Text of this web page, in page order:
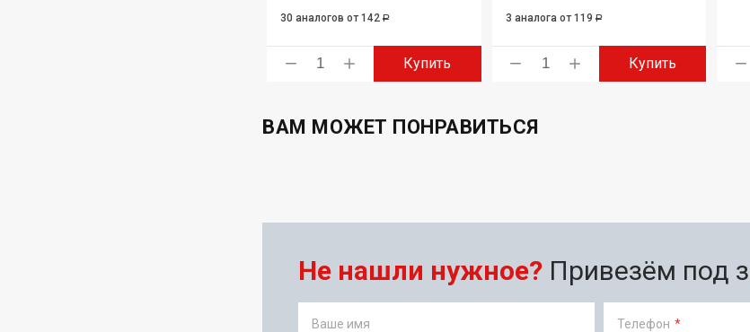
30 аналогов от 142 Р
Купить
3 аналога от 119 Р
Купить
ВАМ МОЖЕТ ПОНРАВИТЬСЯ
Не нашли нужное? Привезём под
Ваше имя Телефон *